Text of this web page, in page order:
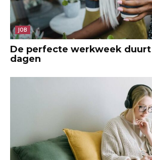
JOB
De perfecte werkweek
dagen